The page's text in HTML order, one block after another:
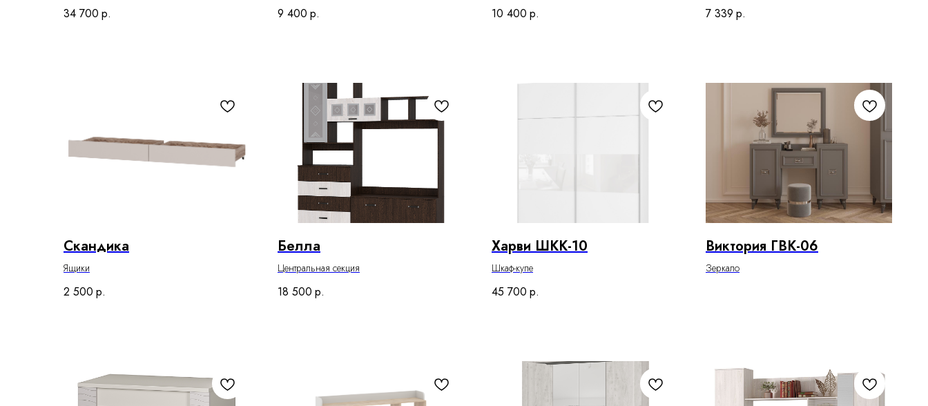
34 700 р. 9 400 р. 10 400 р. 7 339 р.
Скандика
Ящики
2 500 р.
Белла
Центральная секция
18 500 р.
Харви ШКК-10
Шкаф-купе
45 700 р.
Виктория ГВК-06
Зеркало